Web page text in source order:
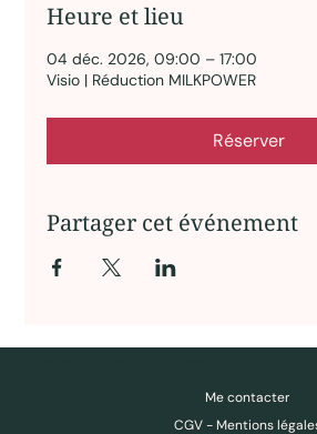
Heure et lieu
04 déc. 2026, 09:00 – 17:00
Visio | Réduction MILKPOWER
Réserver
Partager cet événement
Me contacter
CGV - Mentions